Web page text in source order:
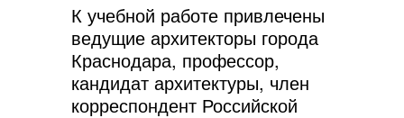
К учебной работе привлечены
ведущие архитекторы города
Краснодара, профессор,
кандидат архитектуры, член
корреспондент Российской